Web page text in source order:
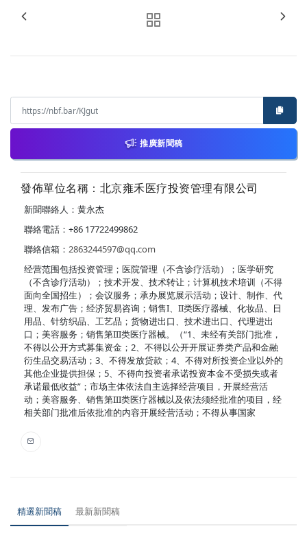
推廣新聞稿
發佈單位名稱：北京雍禾医疗投资管理有限公司
新聞聯絡人：黄永杰
聯絡電話：+86 17722499862
聯絡信箱： 2863244597@qq.com
经营范围包括投资管理；医院管理（不含诊疗活动）；医学研究
（不含诊疗活动）；技术开发、技术转让；计算机技术培训（不得
面向全国招生）；会议服务；承办展览展示活动；设计、制作、代
理、发布广告；经济贸易咨询；销售I、II类医疗器械、化妆品、日
用品、针纺织品、工艺品；货物进出口、技术进出口、代理进出
口；美容服务；销售第III类医疗器械。（“1、未经有关部门批准，
不得以公开方式募集资金；2、不得以公开开展证券类产品和金融
衍生品交易活动；3、不得发放贷款；4、不得对所投资企业以外的
其他企业提供担保；5、不得向投资者承诺投资本金不受损失或者
承诺最低收益”；市场主体依法自主选择经营项目，开展经营活
动；美容服务、销售第III类医疗器械以及依法须经批准的项目，经
相关部门批准后依批准的内容开展经营活动；不得从事国家
精選新聞稿 最新新聞稿